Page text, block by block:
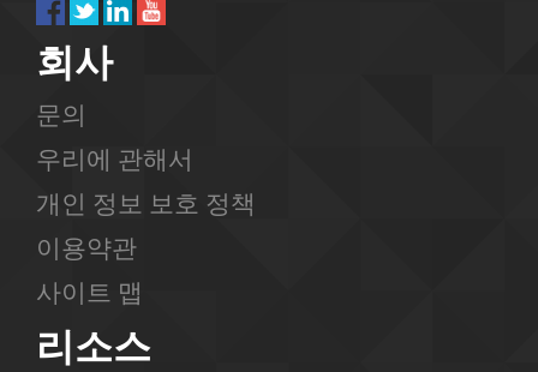
회사
문의
우리에 관해서
개인 정보 보호 정책
이용약관
사이트 맵
리소스